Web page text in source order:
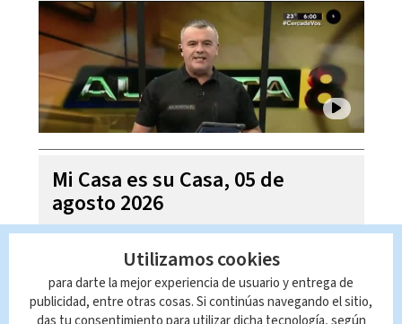
Mi Casa es su Casa, 05 de
agosto 2026
Utilizamos cookies
para darte la mejor experiencia de usuario y entrega de
publicidad, entre otras cosas. Si continúas navegando el sitio,